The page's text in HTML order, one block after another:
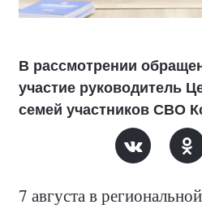
В рассмотрении
участие руководитель
семей участников СВО
7 августа в